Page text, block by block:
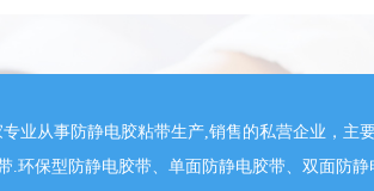
业从事防静电胶粘带生产,销售的私营企业，主
环保型防静电胶带、单面防静电胶带、双面防静